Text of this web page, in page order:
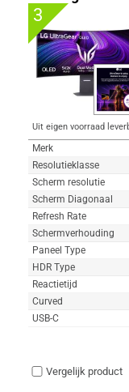
3
Uit eigen voorraad
Merk
Resolutieklasse
Scherm resolutie
Scherm Diagonaal
Refresh Rate
Schermverhouding
Paneel Type
HDR Type
Reactietijd
Curved
USB-C
Vergelijk product